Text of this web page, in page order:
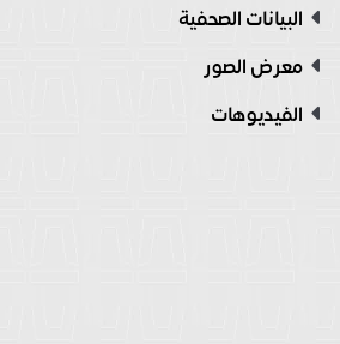
البيانات الصحفية
معرض الصور
الفيديوهات